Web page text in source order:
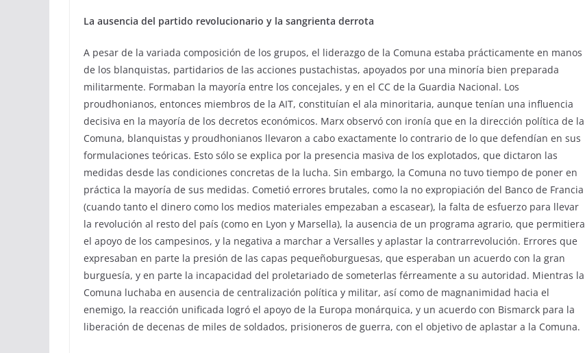
La ausencia del partido revolucionario y la sangrienta derrota
A pesar de la variada composición de los grupos, el liderazgo de la Comuna estaba prácticamente en manos
de los blanquistas, partidarios de las acciones pustachistas, apoyados por una minoría bien preparada
militarmente. Formaban la mayoría entre los concejales, y en el CC de la Guardia Nacional. Los
proudhonianos, entonces miembros de la AIT, constituían el ala minoritaria, aunque tenían una influencia
decisiva en la mayoría de los decretos económicos. Marx observó con ironía que en la dirección política de la
Comuna, blanquistas y proudhonianos llevaron a cabo exactamente lo contrario de lo que defendían en sus
formulaciones teóricas. Esto sólo se explica por la presencia masiva de los explotados, que dictaron las
medidas desde las condiciones concretas de la lucha. Sin embargo, la Comuna no tuvo tiempo de poner en
práctica la mayoría de sus medidas. Cometió errores brutales, como la no expropiación del Banco de Francia
(cuando tanto el dinero como los medios materiales empezaban a escasear), la falta de esfuerzo para llevar
la revolución al resto del país (como en Lyon y Marsella), la ausencia de un programa agrario, que permitiera
el apoyo de los campesinos, y la negativa a marchar a Versalles y aplastar la contrarrevolución. Errores que
expresaban en parte la presión de las capas pequeñoburguesas, que esperaban un acuerdo con la gran
burguesía, y en parte la incapacidad del proletariado de someterlas férreamente a su autoridad. Mientras la
Comuna luchaba en ausencia de centralización política y militar, así como de magnanimidad hacia el
enemigo, la reacción unificada logró el apoyo de la Europa monárquica, y un acuerdo con Bismarck para la
liberación de decenas de miles de soldados, prisioneros de guerra, con el objetivo de aplastar a la Comuna.